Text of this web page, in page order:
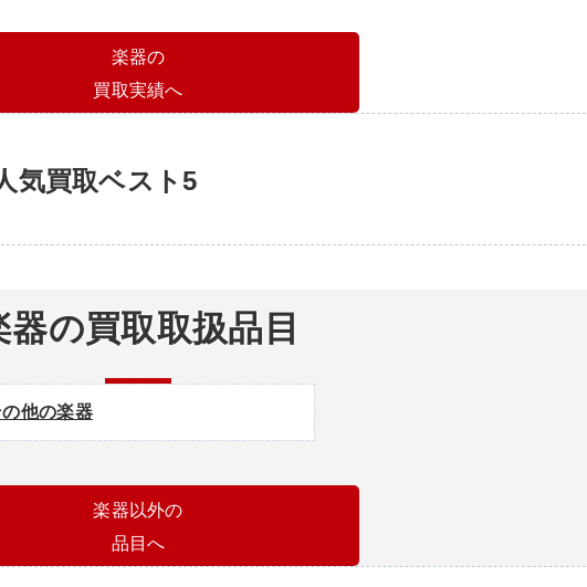
楽器の
買取実績へ
気買取ベスト5
器の買取取扱品目
の他の楽器
楽器以外の
品目へ